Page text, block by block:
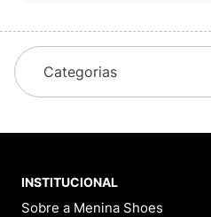
Categorias
INSTITUCIONAL
Sobre a Menina Shoes